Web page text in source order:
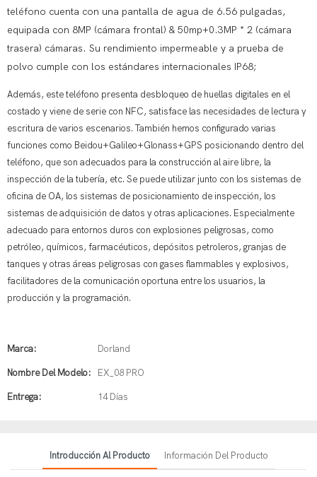
teléfono cuenta con una pantalla de agua de 6.56 pulgadas,
equipada con 8MP (cámara frontal) & 50mp+0.3MP * 2 (cámara
trasera) cámaras. Su rendimiento impermeable y a prueba de
polvo cumple con los estándares internacionales IP68;
Además, este teléfono presenta desbloqueo de huellas digitales en el
costado y viene de serie con NFC, satisface las necesidades de lectura y
escritura de varios escenarios. También hemos configurado varias
funciones como Beidou+Galileo+Glonass+GPS posicionando dentro del
teléfono, que son adecuados para la construcción al aire libre, la
inspección de la tubería, etc. Se puede utilizar junto con los sistemas de
oficina de OA, los sistemas de posicionamiento de inspección, los
sistemas de adquisición de datos y otras aplicaciones. Especialmente
adecuado para entornos duros con explosiones peligrosas, como
petróleo, químicos, farmacéuticos, depósitos petroleros, granjas de
tanques y otras áreas peligrosas con gases flammables y explosivos,
facilitadores de la comunicación oportuna entre los usuarios, la
producción y la programación.
Marca: Dorland
Nombre Del Modelo: EX_08 PRO
Entrega: 14 Días
Introducción Al Producto Información Del Producto